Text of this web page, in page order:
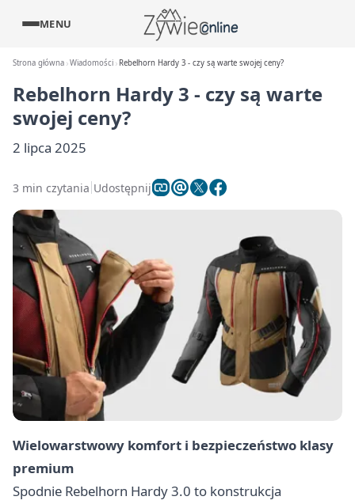
MENU
Strona główna Wiadomości Rebelhorn Hardy 3 - czy są warte swojej ceny?
Rebelhorn Hardy 3 - czy są warte
swojej ceny?
2 lipca 2025
3 min czytania Udostępnij
Wielowarstwowy komfort i bezpieczeństwo klasy
premium
Spodnie Rebelhorn Hardy 3.0 to konstrukcja